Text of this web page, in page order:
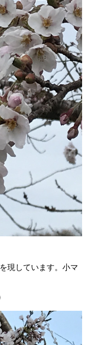
現しています。小マ